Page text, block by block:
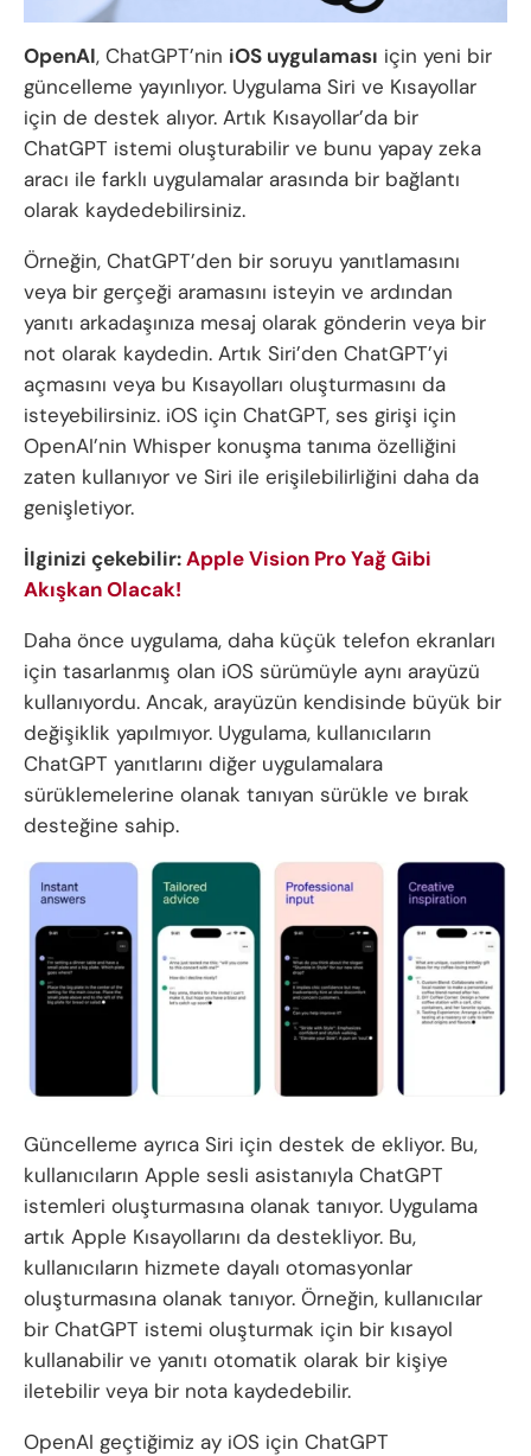
OpenAI, ChatGPT’nin iOS uygulaması için yeni bir
güncelleme yayınlıyor. Uygulama Siri ve Kısayollar
için de destek alıyor. Artık Kısayollar’da bir
ChatGPT istemi oluşturabilir ve bunu yapay zeka
aracı ile farklı uygulamalar arasında bir bağlantı
olarak kaydedebilirsiniz.
Örneğin, ChatGPT’den bir soruyu yanıtlamasını
veya bir gerçeği aramasını isteyin ve ardından
yanıtı arkadaşınıza mesaj olarak gönderin veya bir
not olarak kaydedin. Artık Siri’den ChatGPT’yi
açmasını veya bu Kısayolları oluşturmasını da
isteyebilirsiniz. iOS için ChatGPT, ses girişi için
OpenAI’nin Whisper konuşma tanıma özelliğini
zaten kullanıyor ve Siri ile erişilebilirliğini daha da
genişletiyor.
İlginizi çekebilir:Apple Vision Pro Yağ Gibi
Akışkan Olacak!
Daha önce uygulama, daha küçük telefon ekranları
için tasarlanmış olan iOS sürümüyle aynı arayüzü
kullanıyordu. Ancak, arayüzün kendisinde büyük bir
değişiklik yapılmıyor. Uygulama, kullanıcıların
ChatGPT yanıtlarını diğer uygulamalara
sürüklemelerine olanak tanıyan sürükle ve bırak
desteğine sahip.
Güncelleme ayrıca Siri için destek de ekliyor. Bu,
kullanıcıların Apple sesli asistanıyla ChatGPT
istemleri oluşturmasına olanak tanıyor. Uygulama
artık Apple Kısayollarını da destekliyor. Bu,
kullanıcıların hizmete dayalı otomasyonlar
oluşturmasına olanak tanıyor. Örneğin, kullanıcılar
bir ChatGPT istemi oluşturmak için bir kısayol
kullanabilir ve yanıtı otomatik olarak bir kişiye
iletebilir veya bir nota kaydedebilir.
OpenAI geçtiğimiz ay iOS için ChatGPT